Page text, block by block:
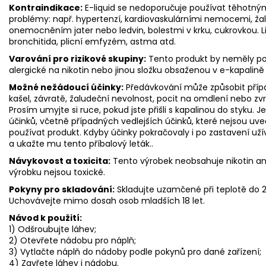
Kontraindikace: E-liquid se nedoporučuje používat
problémy: např. hypertenzí, kardiovaskulárními nemocemi,
onemocněním jater nebo ledvin, bolestmi v krku, cukrovkou.
bronchitida, plicní emfyzém, astma atd.
Varování pro rizikové skupiny: Tento produkt by neměly
alergické na nikotin nebo jinou složku obsaženou v e-
Možné nežádoucí účinky: Předávkování může způsobit
kašel, závratě, žaludeční nevolnost, pocit na omdlení nebo
Prosím umyjte si ruce, pokud jste přišli s kapalinou do styku.
účinků, včetně případných vedlejších účinků, které nejsou
používat produkt. Kdyby účinky pokračovaly i po zastavení
a ukažte mu tento příbalový leták..
Návykovost a toxicita: Tento výrobek neobsahuje nikotin
výrobku nejsou toxické.
Pokyny pro skladování: Skladujte uzamčené při teplotě do
Uchovávejte mimo dosah osob mladších 18 let.
Návod k použití:
1) Odšroubujte láhev;
2) Otevřete nádobu pro náplň;
3) Vytlačte náplň do nádoby podle pokynů pro dané zařízení;
4) Zavřete láhev i nádobu.